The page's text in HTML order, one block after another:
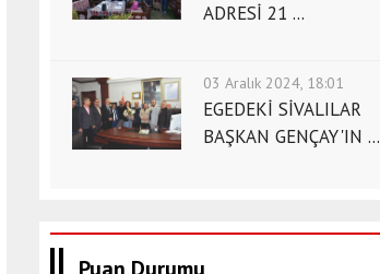
ADRESİ 21 ...
03 Aralık 2024, 18:01
EGEDEKİ SİVALILAR
BAŞKAN GENÇAY'IN ...